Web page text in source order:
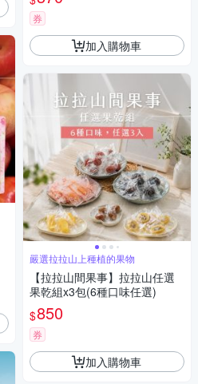
券
加入購物車
嚴選拉拉山上種植的果物
【拉拉山間果事】拉拉山任選
果乾組x3包(6種口味任選)
$850
券
加入購物車